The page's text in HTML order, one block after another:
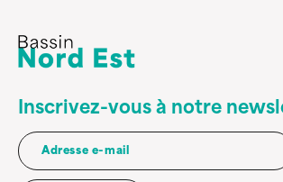
Inscrivez-vous à notre